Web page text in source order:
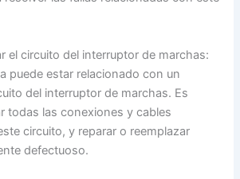
el circuito del interruptor de marchas:
puede estar relacionado con un
del interruptor de marchas. Es
todas las conexiones y cables
circuito, y reparar o reemplazar
defectuoso.